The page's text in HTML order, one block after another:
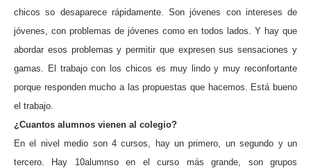
chicos so desaparece rápidamente. Son jóvenes con intereses de
jóvenes, con problemas de jóvenes como en todos lados. Y hay que
abordar esos problemas y permitir que expresen sus sensaciones y
gamas. El trabajo con los chicos es muy lindo y muy reconfortante
porque responden mucho a las propuestas que hacemos. Está bueno
el trabajo.
¿Cuantos alumnos vienen al colegio?
En el nivel medio son 4 cursos, hay un primero, un segundo y un
tercero. Hay 10alumnso en el curso más grande, son grupos